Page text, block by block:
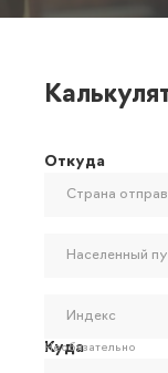
Откуда
Страна
Населенный
Индекс
Необязательно
Куда